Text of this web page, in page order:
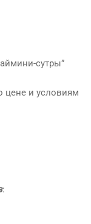
сутры”
цене и условиям
: